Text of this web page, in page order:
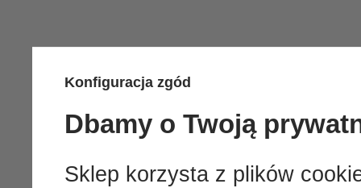
Konfiguracja zgód
Dbamy o Twoją
Sklep korzysta z plików